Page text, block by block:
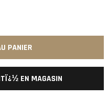
PANIER
EN MAGASIN